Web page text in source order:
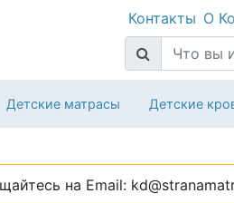
Контакты О
Детские матрасы Детские
на Email: